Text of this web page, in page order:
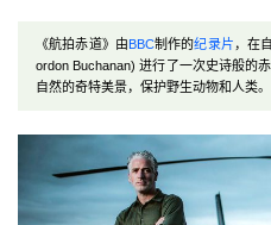
《航拍赤道》由BBC制作的纪录片 ，在
ordon Buchanan) 进行了一次史诗般的
自然的奇特美景，保护野生动物和人类。